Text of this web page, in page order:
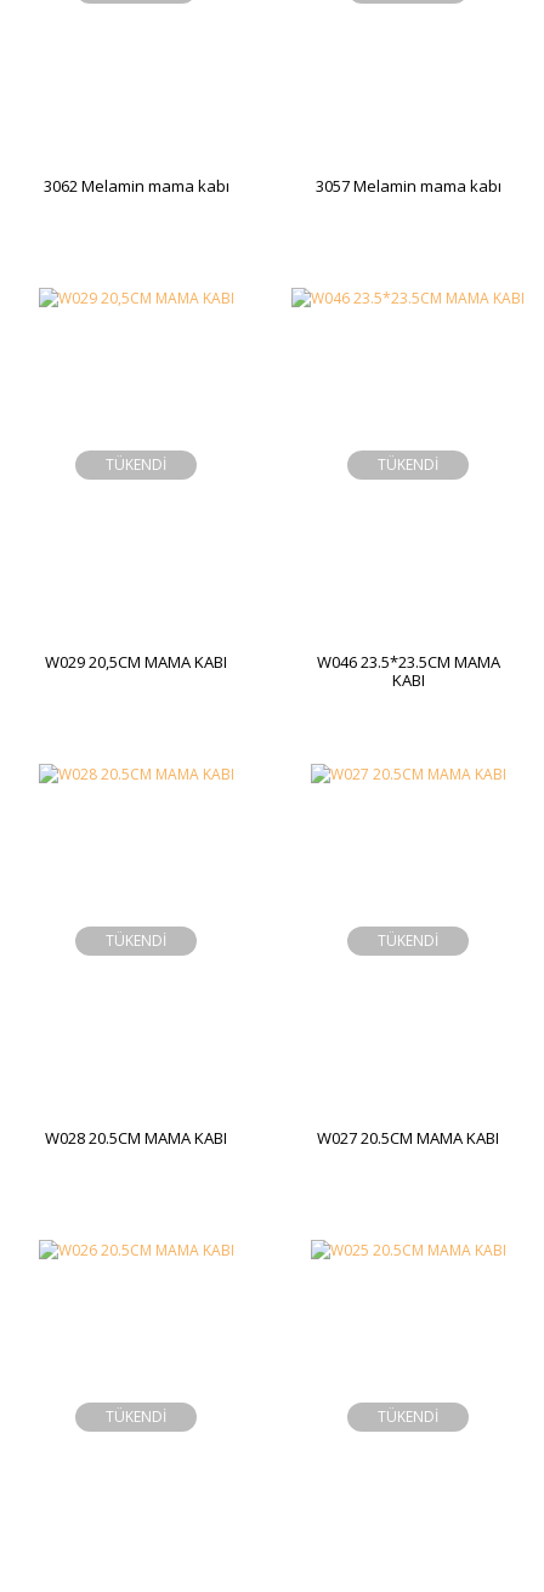
3062 Melamin mama kabı 3057 Melamin mama kabı
TÜKENDİ
W029 20,5CM MAMA KABI
TÜKENDİ
W046 23.5*23.5CM MAMA
KABI
TÜKENDİ
W028 20.5CM MAMA KABI
TÜKENDİ
W027 20.5CM MAMA KABI
TÜKENDİ TÜKENDİ